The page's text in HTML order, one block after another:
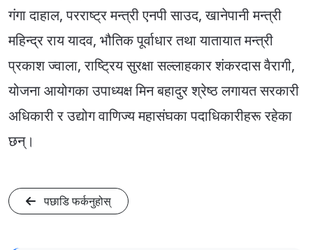
गंगा दाहाल, परराष्ट्र मन्त्री एनपी साउद, खानेपानी मन्त्री
महिन्द्र राय यादव, भौतिक पूर्वाधार तथा यातायात मन्त्री
प्रकाश ज्वाला, राष्ट्रिय सुरक्षा सल्लाहकार शंकरदास वैरागी,
योजना आयोगका उपाध्यक्ष मिन बहादुर श्रेष्ठ लगायत सरकारी
अधिकारी र उद्योग वाणिज्य महासंघका पदाधिकारीहरू रहेका
छन्।
पछाडि फर्कनुहोस्